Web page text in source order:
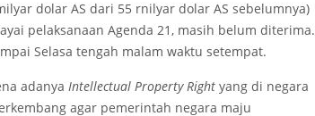
dolar AS dari 55 rnilyar dolar AS sebelumnya)
pelaksanaan Agenda 21, masih belum diterima.
Selasa tengah malam waktu setempat.
adanya Intellectual Property Right yang di negara
agar pemerintah negara maju